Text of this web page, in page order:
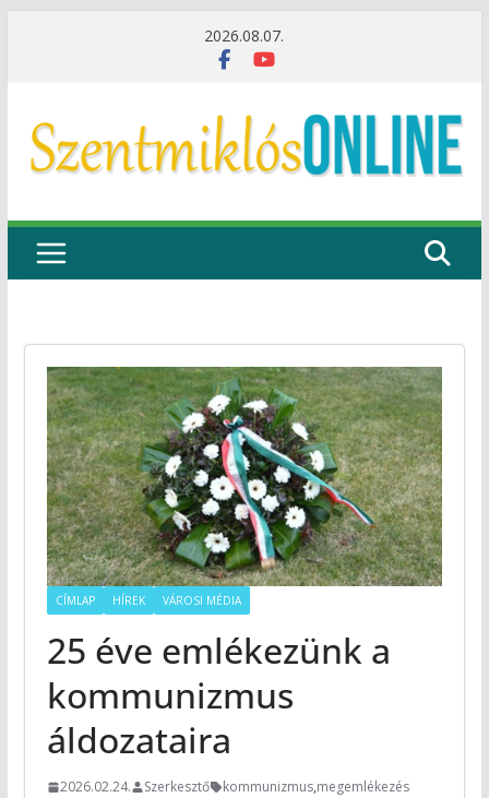
2026.08.07.
CÍMLAP HÍREK VÁROSI MÉDIA
25 éve emlékezünk a
kommunizmus
áldozataira
2026.02.24. Szerkesztő kommunizmus,megemlékezés